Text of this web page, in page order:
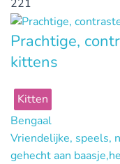
221
Prachtige,
kittens
Kitten
Bengaal
Vriendelijke, speels,
gehecht aan